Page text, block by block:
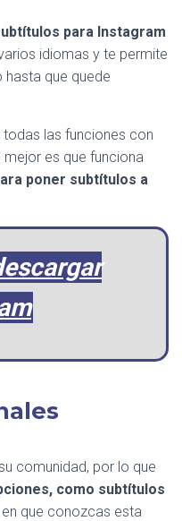
para Instagram
idiomas y te permite
que quede
todas las funciones con
es que funciona
poner subtítulos a
comunidad, por lo que
como subtítulos
que conozcas esta